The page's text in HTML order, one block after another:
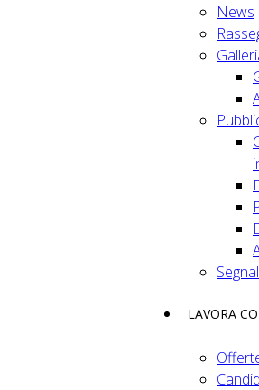
News
LAVORA